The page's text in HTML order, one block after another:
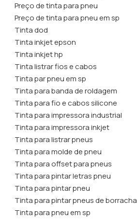
Preço de tinta para pneu
Preço de tinta para pneu em sp
Tinta dod
Tinta inkjet epson
Tinta inkjet hp
Tinta listrar fios e cabos
Tinta par pneu em sp
Tinta para banda de roldagem
Tinta para fio e cabos silicone
Tinta para impressora industrial
Tinta para impressora inkjet
Tinta para listrar pneus
Tinta para molde de pneu
Tinta para offset para pneus
Tinta para pintar letras pneu
Tinta para pintar pneu
Tinta para pintar pneus de borracha
Tinta para pneu em sp